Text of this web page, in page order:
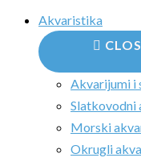
Akvaristika
Akvarijumi i
Slatkovodni
Morski
Okrugli